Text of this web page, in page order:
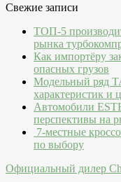
Свежие записи
ТОП-5
рынка
Как импортёру
опасных грузов
Модельный ряд
характеристик и
Автомобили
перспективы на
7-местные
по выбору
Официальный дилер